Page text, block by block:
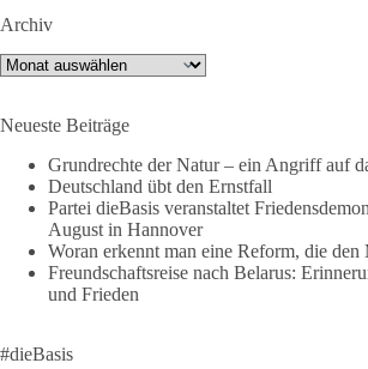
dieBasis meint:
Wer Menschen für politische Interessen
Europa braucht eine Migrationspolitik, die auf
Grundpfeilern beruht:
✅ Achtung der Menschenwürde
✅ Wahrung rechtsstaatlicher Verfahren
✅ Verantwortung statt Symbolpolitik
werden. Das gelingt nur durch eine Politik, die
Archiv
Archiv
Neueste Beiträge
Grundrechte der Natur – ein Angriff auf
Deutschland übt den Ernstfall
Partei dieBasis veranstaltet
August in Hannover
Woran erkennt man eine Reform, die den
Freundschaftsreise nach Belarus:
und Frieden
#dieBasis